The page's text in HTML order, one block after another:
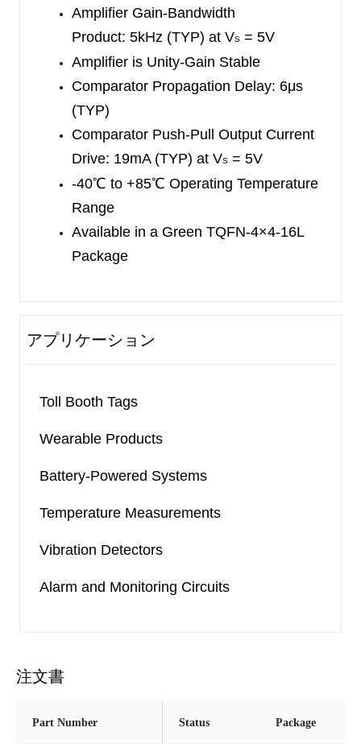
The comparator has a push-pull output, which
resistive or capacitive with absolute lowest
consumption.
The SGM8140 is available in a Green TQFN-4×4-
package. It is specified for the -40℃
industrial temperature range.
Amplifier Gain-Bandwidth
Product: 5kHz (TYP) at VS = 5V
Amplifier is Unity-Gain Stable
Comparator Propagation Delay: 6μs
(TYP)
Comparator Push-Pull Output Current
Drive: 19mA (TYP) at VS = 5V
-40℃ to +85℃ Operating Temperature
Range
Available in a Green TQFN-4×4-16L
Package
アプリケーション
Toll Booth Tags
Wearable Products
Battery-Powered Systems
Temperature Measurements
Vibration Detectors
Alarm and Monitoring Circuits
注文書
Part Number Status Package